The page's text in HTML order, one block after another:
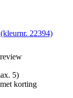
22394)
5)
korting